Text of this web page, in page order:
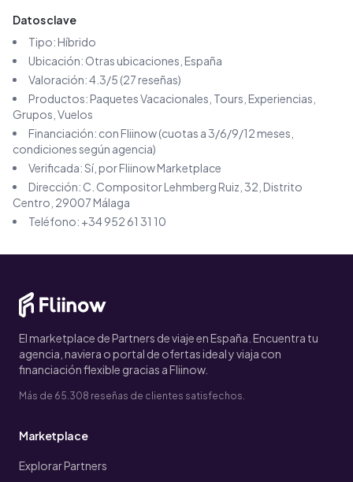
Datos clave
Tipo:Híbrido
Ubicación: Otras ubicaciones , España
Valoración:4.3/5 (27reseñas)
Productos:Paquetes Vacacionales, Tours, Experiencias,
Grupos, Vuelos
Financiación: con Fliinow (cuotas a 3/6/9/12 meses,
condiciones según agencia)
Verificada: Sí, por Fliinow Marketplace
Dirección: C. Compositor Lehmberg Ruiz, 32, Distrito
Centro, 29007 Málaga
Teléfono: +34 952 61 31 10
El marketplace de Partners de viaje en España. Encuentra tu
agencia, naviera o portal de ofertas ideal y viaja con
financiación flexible gracias a Fliinow.
Más de 65.308 reseñas de clientes satisfechos.
Marketplace
Explorar Partners